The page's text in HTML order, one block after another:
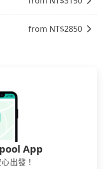
from NT$2850
App
出發！